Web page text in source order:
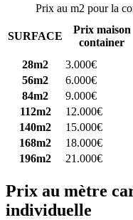
Prix au m2 pour la
SURFACE
Prix maison
container
28m2
3.000€
56m2
6.000€
84m2
9.000€
112m2
12.000€
140m2
15.000€
168m2
18.000€
196m2
21.000€
Prix au mètre
individuelle